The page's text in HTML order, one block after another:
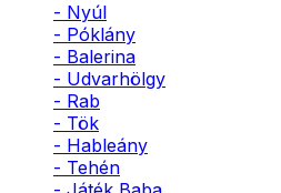
- Nyúl
- Póklány
- Balerina
- Udvarhölgy
- Rab
- Tök
- Hableány
- Tehén